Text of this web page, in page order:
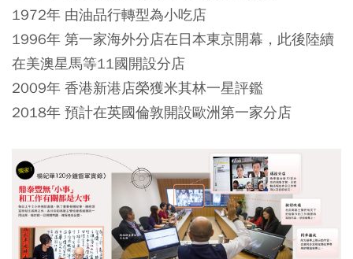
1972年 由油品行轉型為小吃店
1996年 第一家海外分店在日本東京開幕，此後陸續
在美澳星馬等11國開設分店
2009年 香港新港店榮獲米其林一星評鑑
2018年 預計在英國倫敦開設歐洲第一家分店